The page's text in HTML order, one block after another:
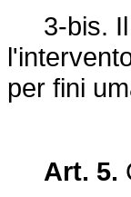
3-bis. Il
per fini
Art. 5.